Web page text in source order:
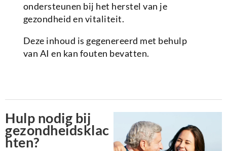
ondersteunen bij het herstel van je
gezondheid en vitaliteit.
Deze inhoud is gegenereerd met behulp
van AI en kan fouten bevatten.
Hulp nodig bij
gezondheidsklac
hten?